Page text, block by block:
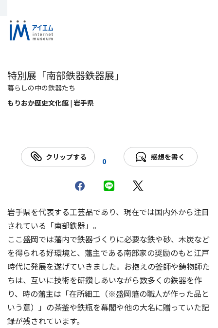
特別展「南部鉄器鉄器展」
暮らしの中の鉄器たち
もりおか歴史文化館 | 岩手県
クリップする 0 感想を書く
岩手県を代表する工芸品であり、現在では国内外から注目
されている「南部鉄器」。
ここ盛岡では藩内で鉄器づくりに必要な鉄や砂、木炭など
を得られる好環境と、藩主である南部家の奨励のもと江戸
時代に発展を遂げていきました。お抱えの釜師や鋳物師た
ちは、互いに技術を研鑽しあいながら数多くの鉄器を作
り、時の藩主は「在所細工（※盛岡藩の職人が作った品と
いう意）」の茶釜や鉄瓶を幕閣や他の大名に贈っていた記
録が残されています。